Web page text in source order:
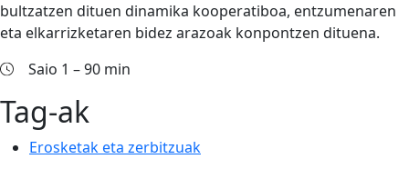
bultzatzen dituen dinamika kooperatiboa, entzumenaren
eta elkarrizketaren bidez arazoak konpontzen dituena.
Saio 1 – 90 min
Tag-ak
Erosketak eta zerbitzuak